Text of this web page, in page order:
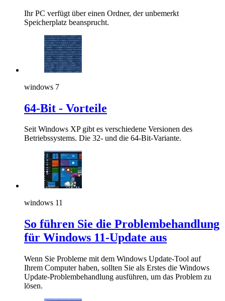
Ihr PC verfügt über einen Ordner, der unbemerkt
Speicherplatz beansprucht.
windows 7
64-Bit - Vorteile
Seit Windows XP gibt es verschiedene Versionen des
Betriebssystems. Die 32- und die 64-Bit-Variante.
windows 11
So führen Sie die Problembehandlung
für Windows 11-Update aus
Wenn Sie Probleme mit dem Windows Update-Tool auf
Ihrem Computer haben, sollten Sie als Erstes die Windows
Update-Problembehandlung ausführen, um das Problem zu
lösen.